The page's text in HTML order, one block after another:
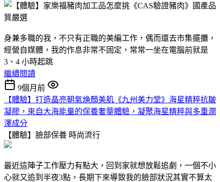
身兼多職的我，不只有正職的美編工作，偶而還去市集擺攤，
經營自媒體，我的作息非常不固定，常常一坐在電腦前就是
3、4 小時起跳
繼續閱讀
9個月前
【體驗】打造晶亮朝氣煥顏美肌《九州美力堂》海星精粹抗皺
凝膠，來自大海能量的保養奢華體驗，凝聚海星精粹與多重潤
澤成分
【體驗】臉部保養 時尚流行
最近這陣子工作壓力有點大，回到家就想放鬆追劇，一個不小
心就又追到半夜3點，長期下來導致我的臉部狀況其實不算太